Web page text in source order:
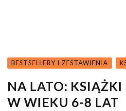
BESTSELLERY I ZESTAWIENIA
NA LATO: KSIĄŻKI
W WIEKU 6-8 LAT